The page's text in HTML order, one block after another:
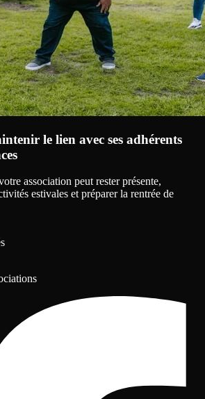
le lien avec ses adhérents
association peut rester présente,
estivales et préparer la rentrée de